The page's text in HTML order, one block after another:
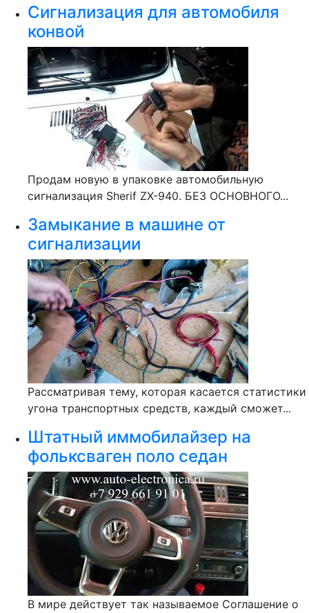
Сигнализация для автомобиля
конвой
Продам новую в упаковке автомобильную
сигнализация Sherif ZX-940. БЕЗ ОСНОВНОГО...
Замыкание в машине от
сигнализации
Рассматривая тему, которая касается статистики
угона транспортных средств, каждый сможет...
Штатный иммобилайзер на
фольксваген поло седан
В мире действует так называемое Соглашение о